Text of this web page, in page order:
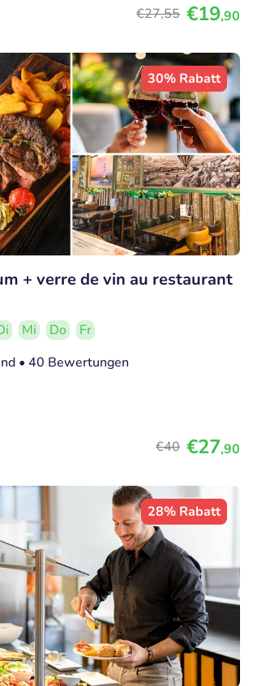
€27,55 €19,90
30% Rabatt
+ verre de vin au restaurant
Mi Do
Fr
• 40 Bewertungen
€40 €27,90
28% Rabatt